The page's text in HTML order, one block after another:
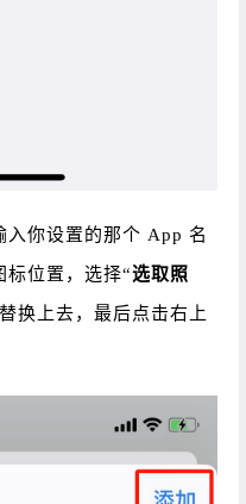
入你设置的那个 App 名
标位置，选择“选取照
换上去， 最后点击右上